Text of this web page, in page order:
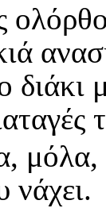
διάκι
νάχει.